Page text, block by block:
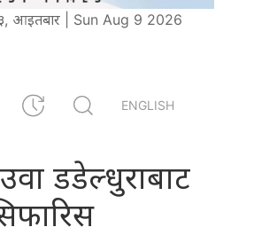
आइतबार | Sun Aug 9 2026
ENGLISH
देउवा डडेल्धुराबाट